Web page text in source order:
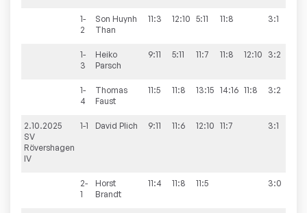
1-
2
Son Huynh
Than
11:3 12:10 5:11 11:8 3:1
1-
3
Heiko
Parsch
9:11 5:11 11:7 11:8 12:10 3:2
1-
4
Thomas
Faust
11:5 11:8 13:15 14:16 11:8 3:2
2.10.2025
SV
Rövershagen
IV
1-1 David Plich 9:11 11:6 12:10 11:7 3:1
2-
1
Horst
Brandt
11:4 11:8 11:5 3:0